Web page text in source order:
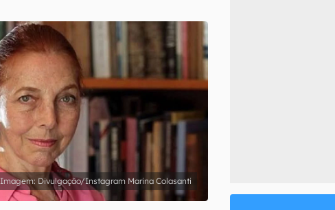
inscreva-se
aceito e concordo com os Termos de Uso e Política de Privacidade do Canaltech.
Divulgação/Instagram Marina Colasanti